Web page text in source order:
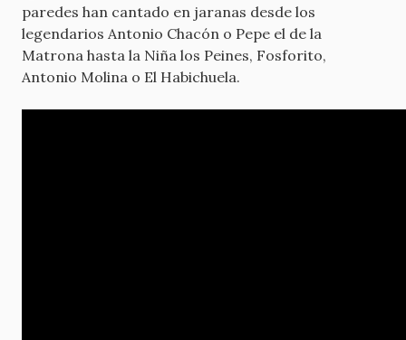
paredes han cantado en jaranas desde los
legendarios Antonio Chacón o Pepe el de la
Matrona hasta la Niña los Peines, Fosforito,
Antonio Molina o El Habichuela.